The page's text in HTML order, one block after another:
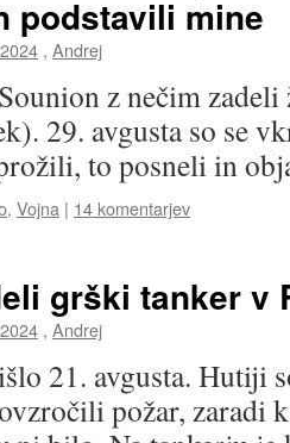
podstavili mine
, Andrej
z nečim zadeli
29. avgusta so se
to posneli in
, Vojna | 14 komentarjev
grški tanker v
, Andrej
21. avgusta. Hutiji
požar, zaradi